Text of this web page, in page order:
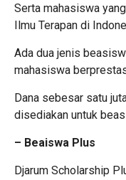
Serta mahasiswa
Ilmu Terapan di
Ada dua jenis
mahasiswa
Dana sebesar satu
disediakan untuk
– Beaiswa Plus
Djarum Scholarship